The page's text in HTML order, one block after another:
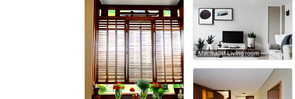
Minimalist Living room